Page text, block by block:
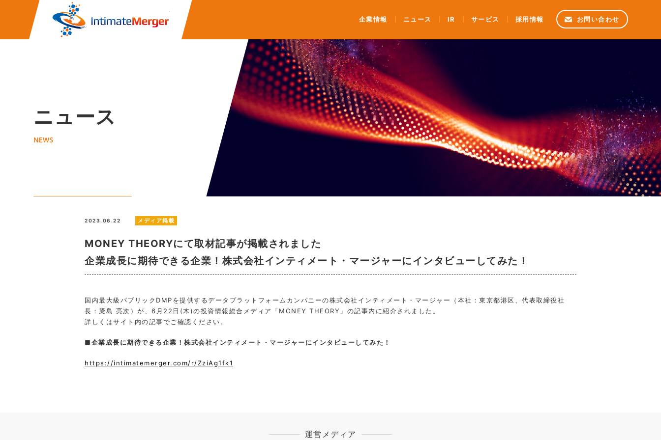
株式会社インティメート・マージャー
企業情報 ニュース IR サービス 採用情報 お問い合わせ
ニュース
NEWS
2023.06.22 メディア掲載
MONEY THEORYにて取材記事が掲載されました
企業成長に期待できる企業！株式会社インティメート・マージャーにインタビューしてみた！
国内最大級パブリックDMPを提供するデータプラットフォームカンパニーの株式会社インティメート・マージャー（本社：東京都港区、代表取締役社
長：簗島 亮次）が、6月22日(木)の投資情報総合メディア「MONEY THEORY」の記事内に紹介されました。
詳しくはサイト内の記事でご確認ください。
■企業成長に期待できる企業！株式会社インティメート・マージャーにインタビューしてみた！
https://intimatemerger.com/r/ZziAg1fk1
運営メディア